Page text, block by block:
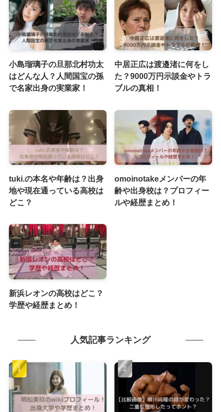
小島瑠璃子の旦那北村功太
はどんな人？人間国宝の孫
で名家出身の実業家！
中居正広は渡邉渚に何をし
た？9000万円示談金やトラ
ブルの真相！
tuki.の本名や年齢は？出身
地や現在通っている高校は
どこ？
omoinotakeメンバーの年
齢や出身校は？プロフィー
ルや経歴まとめ！
新浜レオンの高校はどこ？
学歴や経歴まとめ！
人気記事ランキング